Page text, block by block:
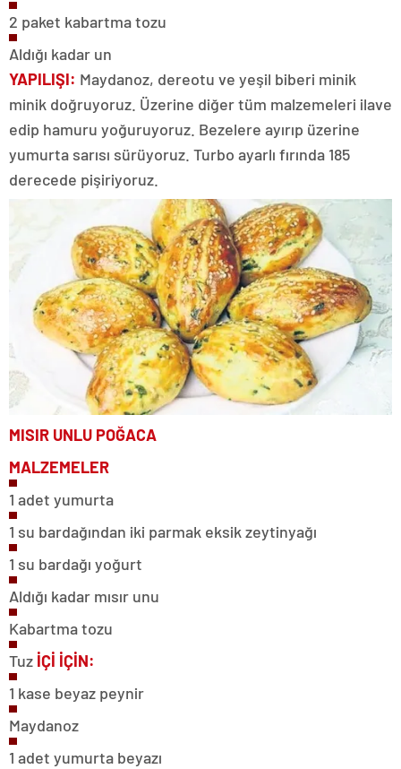
2 paket kabartma tozu
Aldığı kadar un
YAPILIŞI: Maydanoz, dereotu ve yeşil biberi minik
minik doğruyoruz. Üzerine diğer tüm malzemeleri ilave
edip hamuru yoğuruyoruz. Bezelere ayırıp üzerine
yumurta sarısı sürüyoruz. Turbo ayarlı fırında 185
derecede pişiriyoruz.
MISIR UNLU POĞACA
MALZEMELER
1 adet yumurta
1 su bardağından iki parmak eksik zeytinyağı
1 su bardağı yoğurt
Aldığı kadar mısır unu
Kabartma tozu
Tuz İÇİ İÇİN:
1 kase beyaz peynir
Maydanoz
1 adet yumurta beyazı